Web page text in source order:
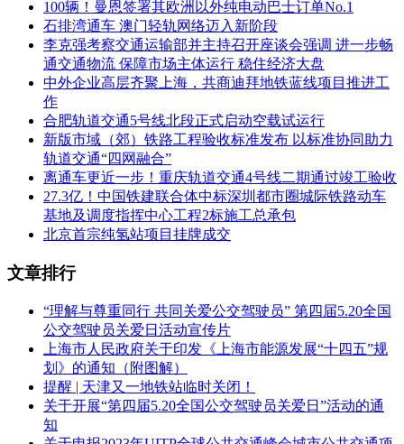
100辆！曼恩签署其欧洲以外纯电动巴士订单No.1
石排湾通车 澳门轻轨网络迈入新阶段
李克强考察交通运输部并主持召开座谈会强调 进一步畅
通交通物流 保障市场主体运行 稳住经济大盘
中外企业高层齐聚上海，共商迪拜地铁蓝线项目推进工
作
合肥轨道交通5号线北段正式启动空载试运行
新版市域（郊）铁路工程验收标准发布 以标准协同助力
轨道交通“四网融合”
离通车更近一步！重庆轨道交通4号线二期通过竣工验收
27.3亿！中国铁建联合体中标深圳都市圈城际铁路动车
基地及调度指挥中心工程2标施工总承包
北京首宗纯氢站项目挂牌成交
文章排行
“理解与尊重同行 共同关爱公交驾驶员” 第四届5.20全国
公交驾驶员关爱日活动宣传片
上海市人民政府关于印发《上海市能源发展“十四五”规
划》的通知（附图解）
提醒 | 天津又一地铁站临时关闭！
关于开展“第四届5.20全国公交驾驶员关爱日”活动的通
知